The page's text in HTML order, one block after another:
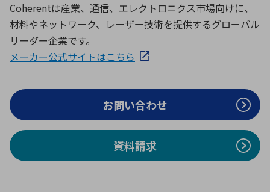
データセンタ・クラウド
ミリ波レーダー
接着・接合
製品製造・加工
レーザー・光学部品
特定用途向け・その他
医療機器
E
F G
H
I
K
L
N
V W
Y
Z
検索
Coherentは産業、通信、エレクトロニクス市場向けに、
材料やネットワーク、レーザー技術を提供するグローバル
リーダー企業です。
メーカー公式サイトはこちら
お問い合わせ
資料請求